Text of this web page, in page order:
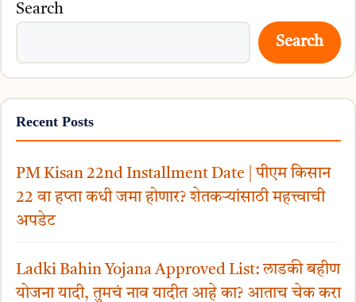
Search
Search
Recent Posts
PM Kisan 22nd Installment Date | पीएम किसान
22 वा हप्ता कधी जमा होणार? शेतकऱ्यांसाठी महत्त्वाची
अपडेट
Ladki Bahin Yojana Approved List: लाडकी बहीण
योजना यादी, तुमचं नाव यादीत आहे का? आताच चेक करा